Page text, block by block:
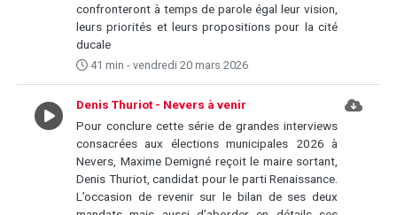
confronteront à temps de parole égal leur vision,
leurs priorités et leurs propositions pour la cité
ducale
41 min - vendredi 20 mars 2026
Denis Thuriot - Nevers à venir
Pour conclure cette série de grandes interviews
consacrées aux élections municipales 2026 à
Nevers, Maxime Demigné reçoit le maire sortant,
Denis Thuriot, candidat pour le parti Renaissance.
L’occasion de revenir sur le bilan de ses deux